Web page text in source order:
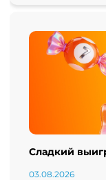
Сладкий
03.08.2026